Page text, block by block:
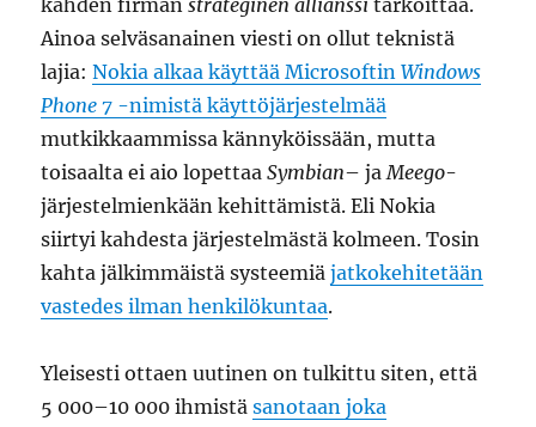
kahden firmanstrateginen allianssi tarkoittaa.
Ainoa selväsanainen viesti on ollut teknistä
lajia:Nokia alkaa käyttää MicrosoftinWindows
Phone 7 -nimistä käyttöjärjestelmää
mutkikkaammissa kännyköissään, mutta
toisaalta ei aio lopettaaSymbian– jaMeego-
järjestelmienkään kehittämistä. Eli Nokia
siirtyi kahdesta järjestelmästä kolmeen. Tosin
kahta jälkimmäistä systeemiäjatkokehitetään
vastedes ilman henkilökuntaa.
Yleisesti ottaen uutinen on tulkittu siten, että
5 000–10 000 ihmistäsanotaan joka